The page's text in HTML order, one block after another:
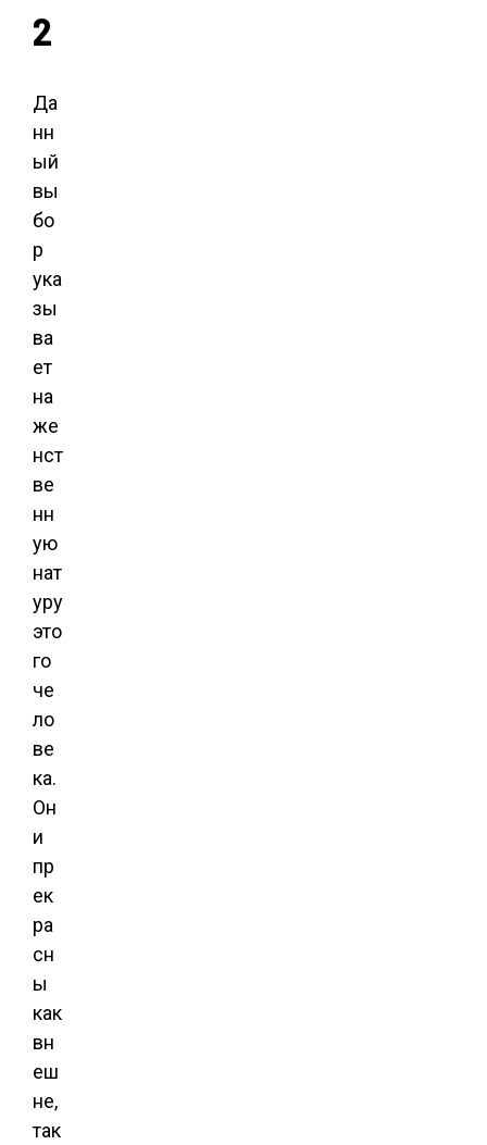
2
Да
нн
ый
вы
бо
р
ука
зы
ва
ет
на
же
нст
ве
нн
ую
нат
уру
это
го
че
ло
ве
ка.
Он
и
пр
ек
ра
сн
ы
как
вн
еш
не,
так